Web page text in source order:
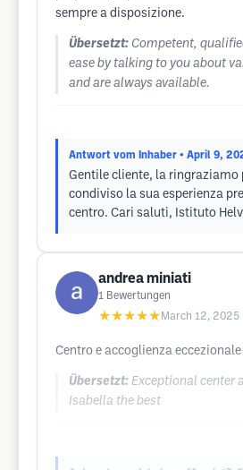
sempre a disposizione.
Übersetzt: Competent,
ease by talking to you about
and are always available.
Antwort vom Inhaber • April 9,
Gentile cliente, la ringraziamo
condiviso la sua esperienza
centro. Cari saluti, Istituto
andrea miniati
1 Bewertungen
★★★★★ March 12, 2025
Centro e accoglienza
Übersetzt: Exceptional center
Isabella the best